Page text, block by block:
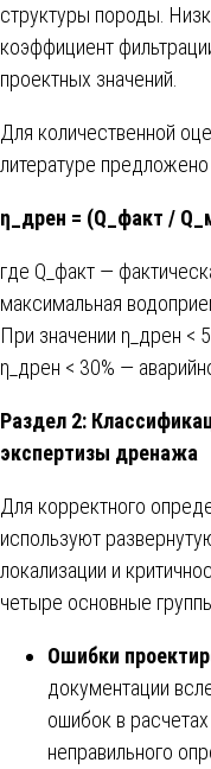
структуры породы.
коэффициент
проектных значений.
Для количественной
литературе
η_дрен = (Q_факт /
где Q_факт —
максимальная
При значении η_дрен <
η_дрен < 30% —
Раздел 2:
экспертизы дренажа
Для корректного
используют
локализации и
четыре основные
Ошибки
документации
ошибок в
неправильного